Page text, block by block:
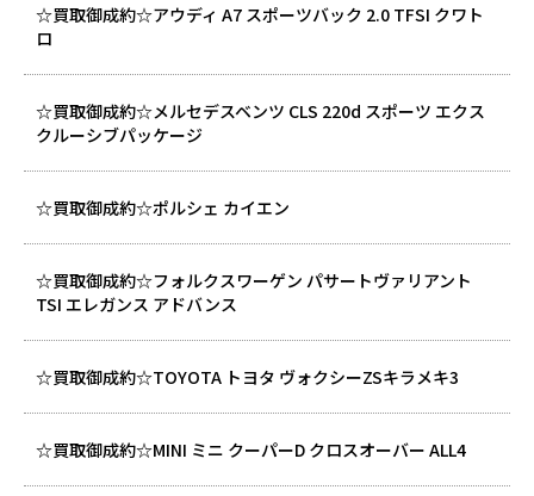
☆買取御成約☆アウディ A7 スポーツバック 2.0 TFSI クワト
ロ
☆買取御成約☆メルセデスベンツ CLS 220d スポーツ エクス
クルーシブパッケージ
☆買取御成約☆ポルシェ カイエン
☆買取御成約☆フォルクスワーゲン パサートヴァリアント
TSI エレガンス アドバンス
☆買取御成約☆TOYOTA トヨタ ヴォクシーZSキラメキ3
☆買取御成約☆MINI ミニ クーパーD クロスオーバー ALL4